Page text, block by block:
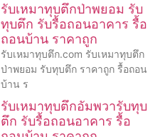
รับเหมาทุบตึกป่าพยอม รับ
ทุบตึก รับรื้อถอนอาคาร รื้อ
ถอนบ้าน ราคาถูก
รับเหมาทุบตึก.com รับเหมาทุบตึก
ป่าพยอม รับทุบตึก ราคาถูก รื้อถอน
บ้าน ร
รับเหมาทุบตึกอัมพวารับทุบ
ตึก รับรื้อถอนอาคาร รื้อ